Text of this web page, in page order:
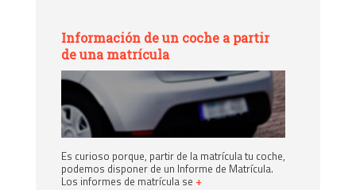
Información de un coche a partir
de una matrícula
Es curioso porque, partir de la matrícula tu coche,
podemos disponer de un Informe de Matrícula.
Los informes de matrícula se +